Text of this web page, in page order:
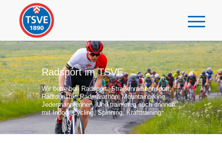
Radsport im TSVE
Wir betreiben Radsport: Straßenradrennsport,
Radtouristik, Radmarathon, Mountainbiking,
Jedermannrennen. Und trainieren auch drinnen:
mit Indoor Cycling, Spinning, Krafttraining.